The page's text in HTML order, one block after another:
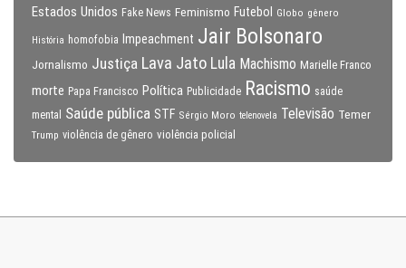
Estados Unidos Fake News Feminismo Futebol Globo gênero
História homofobia Impeachment Jair Bolsonaro
Jornalismo Justiça Lava Jato Lula Machismo Marielle Franco
morte Papa Francisco Política Publicidade Racismo saúde
mental
Saúde pública STF Sérgio Moro telenovela Televisão Temer
Trump violência de gênero violência policial